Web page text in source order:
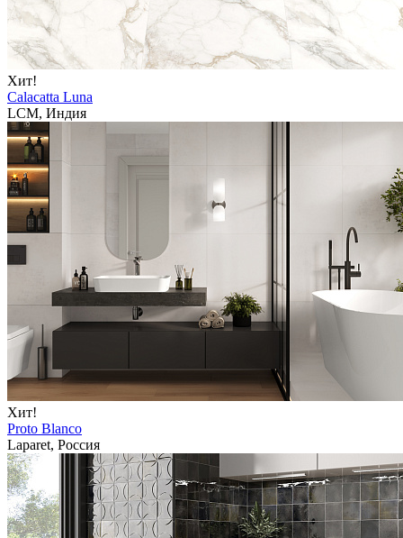
Хит!
Calacatta Luna
LCM, Индия
Хит!
Proto Blanco
Laparet, Россия